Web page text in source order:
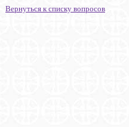
Вернуться к списку вопросов